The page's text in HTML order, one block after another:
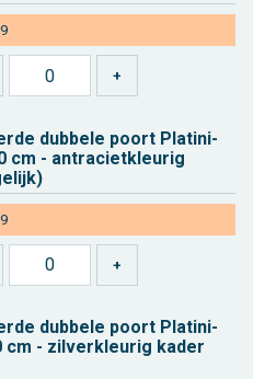
dub­be­le poort Pla­ti­ni­
cm - an­tra­ciet­kleu­rig
dub­be­le poort Pla­ti­ni­
cm - zil­ver­kleu­rig kader